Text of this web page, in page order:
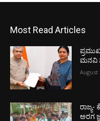
Most Read Articles
ಮನವಿ
August
ರಾಜ್ಯ-
ಅರಗ